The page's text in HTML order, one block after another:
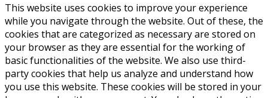
This website uses cookies to improve your experience
while you navigate through the website. Out of these, the
cookies that are categorized as necessary are stored on
your browser as they are essential for the working of
basic functionalities of the website. We also use third-
party cookies that help us analyze and understand how
you use this website. These cookies will be stored in your